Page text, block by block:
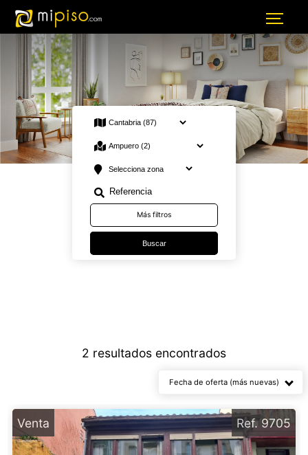
2 Venta en Cantabria Ampuero · Viviendas
Más filtros
Buscar
2 resultados encontrados
Fecha de oferta (más nuevas)
Venta Ref. 9705